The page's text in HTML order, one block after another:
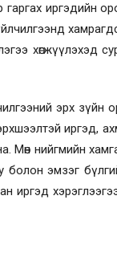
гаргах иргэдийн
хөгжүүлэхэд
эрх
иргэд,
Мөн нийгмийн
болон эмзэг
иргэд